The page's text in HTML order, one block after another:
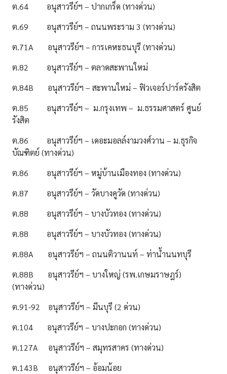
ต.64 อนุสาวรีย์ฯ – ปากเกร็ด (ทางด่วน)
ต.69 อนุสาวรีย์ฯ – ถนนพระราม 3 (ทางด่วน)
ต.71A อนุสาวรีย์ฯ – การเคหะธนบุรี (ทางด่วน)
ต.82 อนุสาวรีย์ฯ – ตลาดสะพานใหม่
ต.84B อนุสาวรีย์ฯ – สะพานใหม่ – ฟิวเจอร์ปาร์ครังสิต
ต.85 อนุสาวรีย์ฯ – ม.กรุงเทพ – ม.ธรรมศาสตร์ ศูนย์
รังสิต
ต.86 อนุสาวรีย์ฯ – เดอะมอลล์งามวงศ์วาน – ม.ธุรกิจ
บัณฑิตย์ (ทางด่วน)
ต.86 อนุสาวรีย์ฯ – หมู่บ้านเมืองทอง (ทางด่วน)
ต.87 อนุสาวรีย์ฯ – วัดบางคูวัด (ทางด่วน)
ต.88 อนุสาวรีย์ฯ – บางบัวทอง (ทางด่วน)
ต.88 อนุสาวรีย์ฯ – บางบัวทอง (ทางด่วน)
ต.88A อนุสาวรีย์ฯ – ถนนติวานนท์ – ท่าน้ำนนทบุรี
ต.88B อนุสาวรีย์ฯ – บางใหญ่ (รพ.เกษมราษฎร์)
(ทางด่วน)
ต.91-92 อนุสาวรีย์ฯ – มีนบุรี (2 ด่วน)
ต.104 อนุสาวรีย์ฯ – บางปะกอก (ทางด่วน)
ต.127A อนุสาวรีย์ฯ – สมุทรสาคร (ทางด่วน)
ต.143B อนุสาวรีย์ฯ – อ้อมน้อย